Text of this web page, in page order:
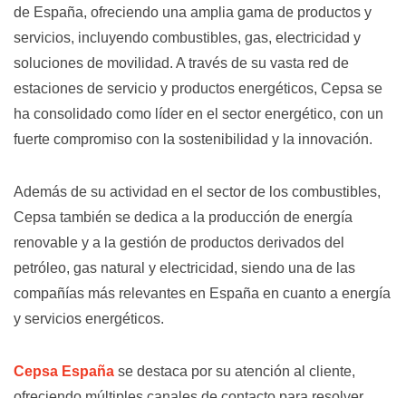
de España, ofreciendo una amplia gama de productos y
servicios, incluyendo combustibles, gas, electricidad y
soluciones de movilidad. A través de su vasta red de
estaciones de servicio y productos energéticos, Cepsa se
ha consolidado como líder en el sector energético, con un
fuerte compromiso con la sostenibilidad y la innovación.
Además de su actividad en el sector de los combustibles,
Cepsa también se dedica a la producción de energía
renovable y a la gestión de productos derivados del
petróleo, gas natural y electricidad, siendo una de las
compañías más relevantes en España en cuanto a energía
y servicios energéticos.
Cepsa España se destaca por su atención al cliente,